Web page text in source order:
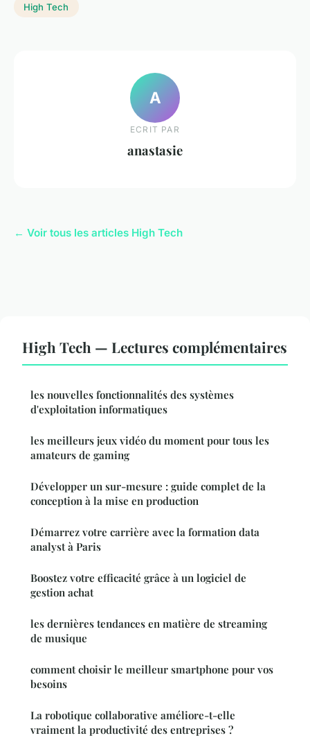
High Tech
A
ECRIT PAR
anastasie
← Voir tous les articles High Tech
High Tech — Lectures complémentaires
les nouvelles fonctionnalités des systèmes
d'exploitation informatiques
les meilleurs jeux vidéo du moment pour tous les
amateurs de gaming
Développer un sur-mesure : guide complet de la
conception à la mise en production
Démarrez votre carrière avec la formation data
analyst à Paris
Boostez votre efficacité grâce à un logiciel de
gestion achat
les dernières tendances en matière de streaming
de musique
comment choisir le meilleur smartphone pour vos
besoins
La robotique collaborative améliore-t-elle
vraiment la productivité des entreprises ?